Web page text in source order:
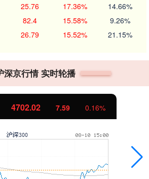
25.76 17.36% 14.66%
82.4 15.58% 9.26%
26.79 15.52% 21.15%
深京行情 实时轮播
北证50 1122.88